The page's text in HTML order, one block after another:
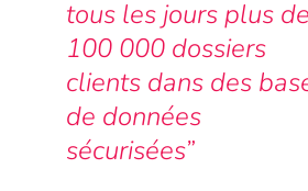
tous les jours plus de
100 000 dossiers
clients dans des
de données
sécurisées”